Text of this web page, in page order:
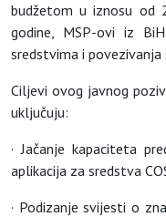
budžetom u iznosu od
godine, MSP-ovi iz
sredstvima i
Ciljevi ovog javnog
uključuju:
· Jačanje kapaciteta
aplikacija za sredstva
· Podizanje svijesti o